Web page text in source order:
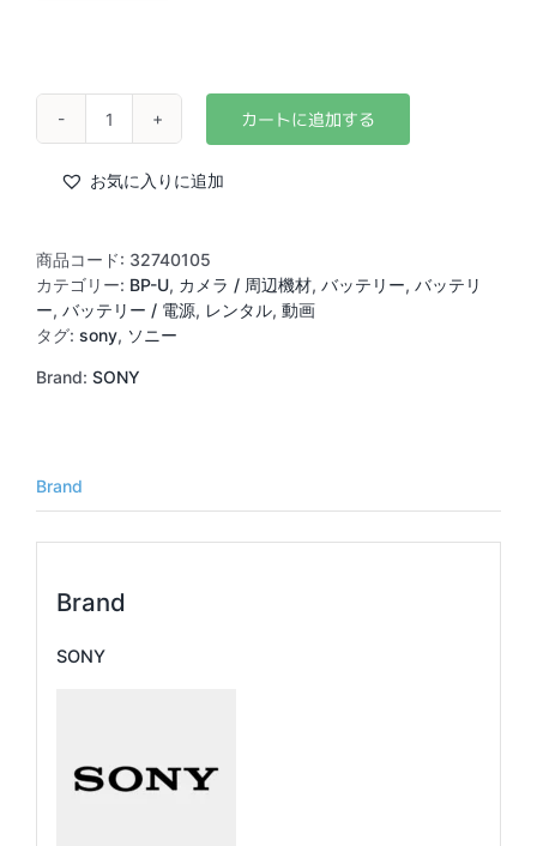
SONY
U60
テ
リ
ー
個
お気に入りに追加
商品コード: 32740105
カテゴリー: BP-U, カメラ / 周辺機材, バッテリー, バッテリ
ー, バッテリー / 電源, レンタル, 動画
タグ: sony, ソニー
Brand: SONY
Brand
Brand
SONY